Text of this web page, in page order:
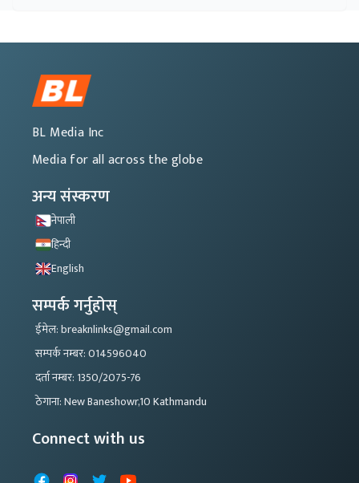
BL Media Inc
Media for all across the globe
अन्य संस्करण
नेपाली
हिन्दी
English
सम्पर्क गर्नुहोस्
ईमेल: breaknlinks@gmail.com
सम्पर्क नम्बर: 014596040
दर्ता नम्बर: 1350/2075-76
ठेगाना: New Baneshowr,10 Kathmandu
Connect with us